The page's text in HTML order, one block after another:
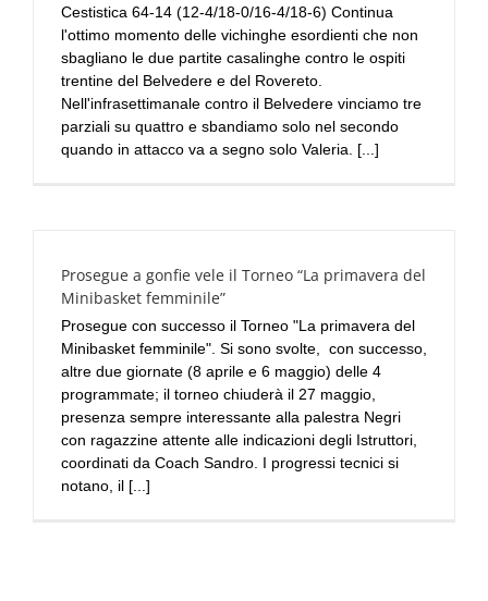
Cestistica 64-14 (12-4/18-0/16-4/18-6) Continua
l'ottimo momento delle vichinghe esordienti che non
sbagliano le due partite casalinghe contro le ospiti
trentine del Belvedere e del Rovereto.
Nell'infrasettimanale contro il Belvedere vinciamo tre
parziali su quattro e sbandiamo solo nel secondo
quando in attacco va a segno solo Valeria. [...]
Prosegue a gonfie vele il Torneo “La primavera del
Minibasket femminile”
Prosegue con successo il Torneo "La primavera del
Minibasket femminile". Si sono svolte, con successo,
altre due giornate (8 aprile e 6 maggio) delle 4
programmate; il torneo chiuderà il 27 maggio,
presenza sempre interessante alla palestra Negri
con ragazzine attente alle indicazioni degli Istruttori,
coordinati da Coach Sandro. I progressi tecnici si
notano, il [...]